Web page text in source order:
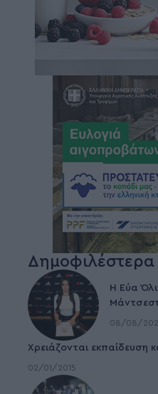
Δημοφιλέστερα
Η Εύα
08/08/
Χρειάζονται εκπαίδευση
02/01/2015